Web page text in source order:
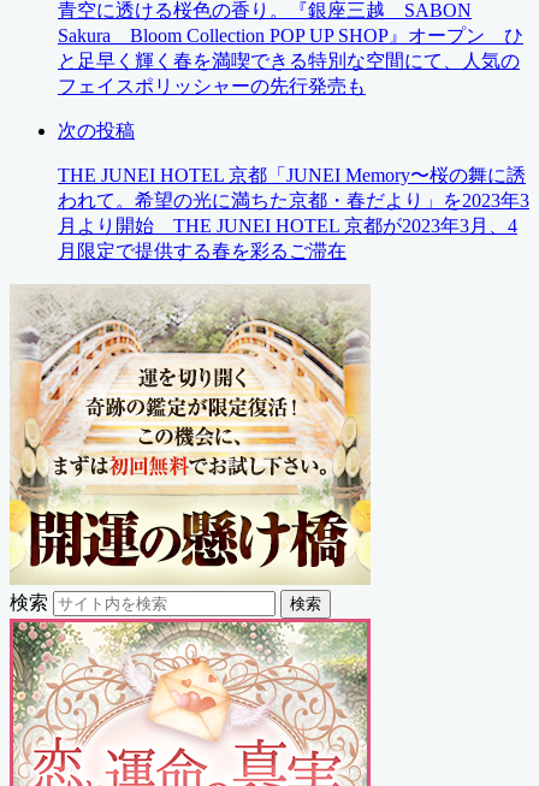
青空に透ける桜色の香り。『銀座三越 SABON
Sakura Bloom Collection POP UP SHOP』オープン ひ
と足早く輝く春を満喫できる特別な空間にて、人気の
フェイスポリッシャーの先行発売も
次の投稿
THE JUNEI HOTEL 京都「JUNEI Memory〜桜の舞に誘
われて。希望の光に満ちた京都・春だより」を2023年3
月より開始 THE JUNEI HOTEL 京都が2023年3月、4
月限定で提供する春を彩るご滞在
検索 検索